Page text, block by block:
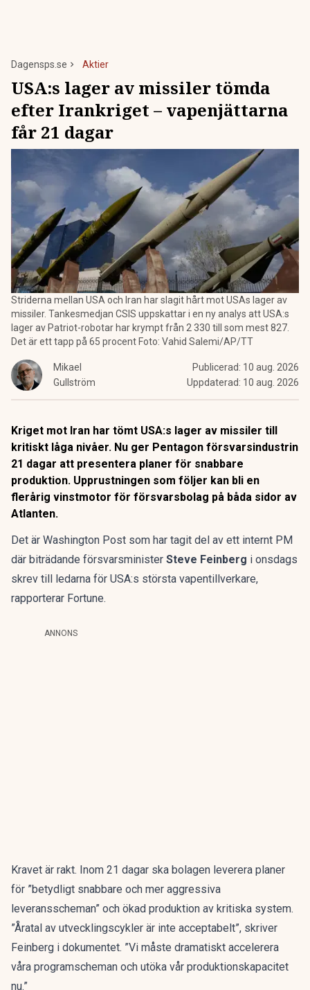
Dagensps.se Aktier
USA:s lager av missiler tömda
efter Irankriget – vapenjättarna
får 21 dagar
Striderna mellan USA och Iran har slagit hårt mot USAs lager av
missiler. Tankesmedjan CSIS uppskattar i en ny analys att USA:s
lager av Patriot-robotar har krympt från 2 330 till som mest 827.
Det är ett tapp på 65 procent Foto: Vahid Salemi/AP/TT
Mikael
Gullström
Publicerad: 10 aug. 2026
Uppdaterad: 10 aug. 2026
Kriget mot Iran har tömt USA:s lager av missiler till
kritiskt låga nivåer. Nu ger Pentagon försvarsindustrin
21 dagar att presentera planer för snabbare
produktion. Upprustningen som följer kan bli en
flerårig vinstmotor för försvarsbolag på båda sidor av
Atlanten.
Det är Washington Post som har tagit del av ett internt PM
där biträdande försvarsminister Steve Feinberg i onsdags
skrev till ledarna för USA:s största vapentillverkare,
rapporterar Fortune.
ANNONS
Kravet är rakt. Inom 21 dagar ska bolagen leverera planer
för ”betydligt snabbare och mer aggressiva
leveransscheman” och ökad produktion av kritiska system.
”Åratal av utvecklingscykler är inte acceptabelt”, skriver
Feinberg i dokumentet. ”Vi måste dramatiskt accelerera
våra programscheman och utöka vår produktionskapacitet
nu.”